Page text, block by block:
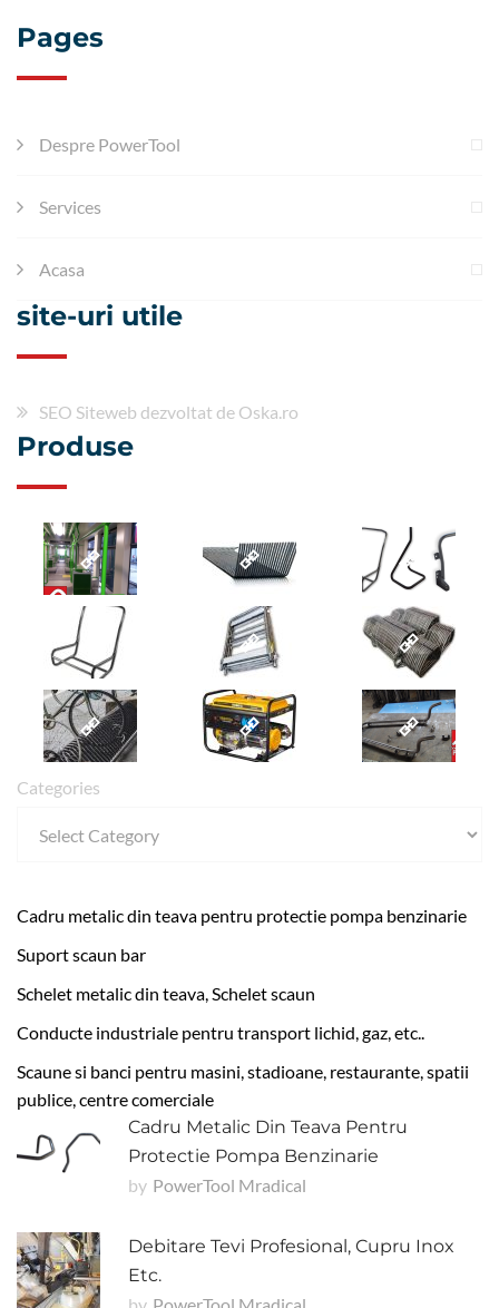
Pages
Despre PowerTool
Services
Acasa
site-uri utile
SEO Siteweb dezvoltat de Oska.ro
Produse
Categories
Cadru metalic din teava pentru protectie pompa benzinarie
Suport scaun bar
Schelet metalic din teava, Schelet scaun
Conducte industriale pentru transport lichid, gaz, etc..
Scaune si banci pentru masini, stadioane, restaurante, spatii
publice, centre comerciale
Cadru Metalic Din Teava Pentru
Protectie Pompa Benzinarie
by PowerTool Mradical
Debitare Tevi Profesional, Cupru Inox
Etc.